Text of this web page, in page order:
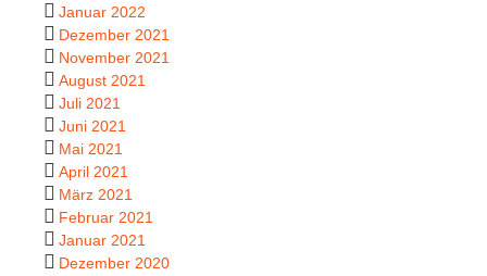
Januar 2022
Dezember 2021
November 2021
August 2021
Juli 2021
Juni 2021
Mai 2021
April 2021
März 2021
Februar 2021
Januar 2021
Dezember 2020